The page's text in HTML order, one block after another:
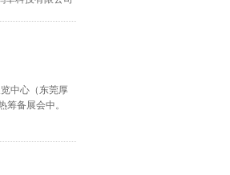
中心（东莞厚
备展会中。